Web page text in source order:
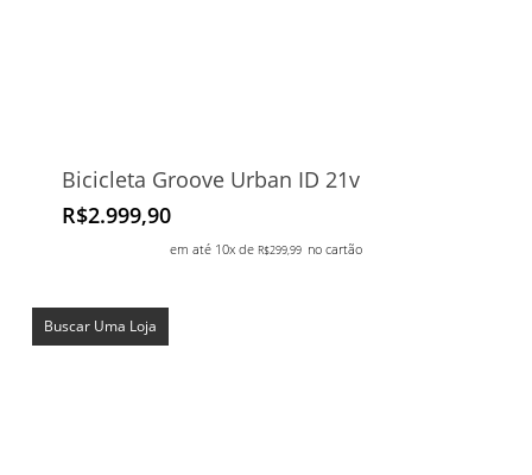
Bicicleta Groove Urban ID 21v
R$2.999,90
em até 10x de R$299,99 no cartão
Buscar Uma Loja